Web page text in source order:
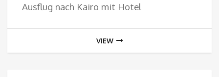
Ausflug nach Kairo mit Hotel
VIEW